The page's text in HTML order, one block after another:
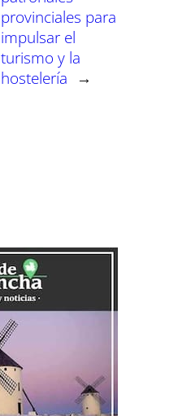
provinciales para
impulsar el
turismo y la
hostelería →